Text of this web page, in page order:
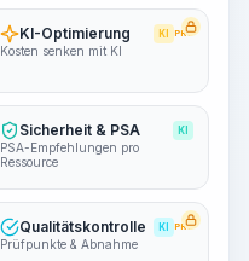
KI-Optimierung KI PRO
Kosten senken mit KI
Sicherheit & PSA KI
PSA-Empfehlungen pro
Ressource
Qualitätskontrolle KI PRO
Prüfpunkte & Abnahme